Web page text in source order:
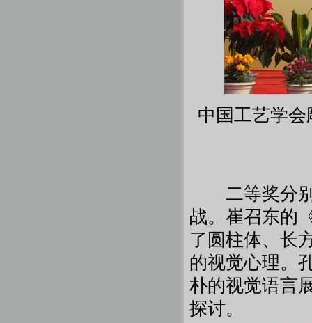
中国工艺学
二等奖分别
战。崔召东的
了圆柱体、长
的视觉心理。
朴的视觉语言
探讨。